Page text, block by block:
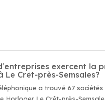
exercent la
Le Crêt-près-Semsales?
a trouvé 67 sociétés